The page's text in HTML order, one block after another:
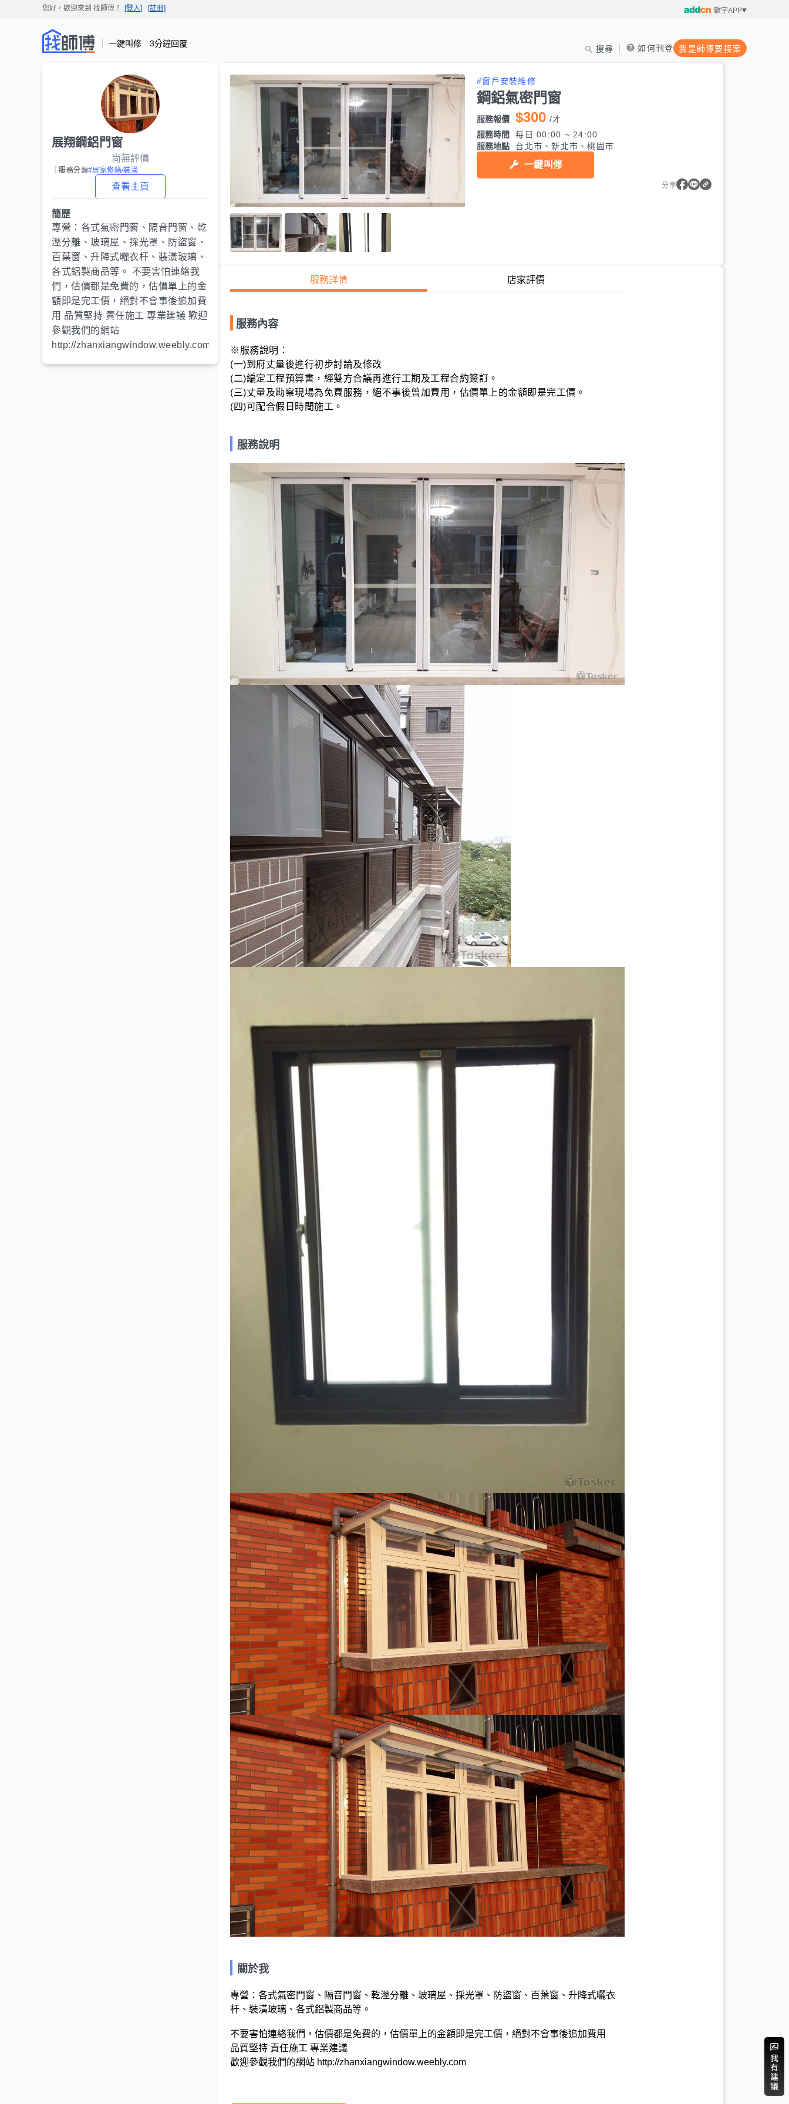
您好，歡迎來到 找師傅 ！ [登入] [註冊] 數字APP
一鍵叫修 3分鐘回覆
搜尋 如何刊登 我是師傅要接案
展翔鋼鋁門窗
尚無評價
｜服務分類#居家修繕/裝潢
查看主頁
簡歷
專營：各式氣密門窗、隔音門窗、乾
溼分離、玻璃屋、採光罩、防盜窗、
百葉窗、升降式曬衣杆、裝潢玻璃、
各式鋁製商品等。 不要害怕連絡我
們，估價都是免費的，​估價單上的金
額即是完工價，絕對不會事後追加費
用 品質堅持 責任施工 專業建議 歡迎
參觀我們的網站
http://zhanxiangwindow.weebly.com
#窗戶安裝維修
鋼鋁氣密門窗
服務報價 $300 /才
服務時間
每日 00:00 ~ 24:00
服務地點
台北市、新北市、桃園市
一鍵叫修
分享
服務詳情 店家評價
服務內容
※服務說明：
(一)到府丈量後進行初步討論及修改
(二)編定工程預算書，經雙方合議再進行工期及工程合約簽訂。
(三)丈量及勘察現場為免費服務，絕不事後曾加費用，估價單上的金額即是完工價。
(四)可配合假日時間施工。
服務說明
關於我
專營：各式氣密門窗、隔音門窗、乾溼分離、玻璃屋、採光罩、防盜窗、百葉窗、升降式曬衣
杆、裝潢玻璃、各式鋁製商品等。
不要害怕連絡我們，估價都是免費的，​估價單上的金額即是完工價，絕對不會事後追加費用
品質堅持 責任施工 專業建議
歡迎參觀我們的網站 http://zhanxiangwindow.weebly.com